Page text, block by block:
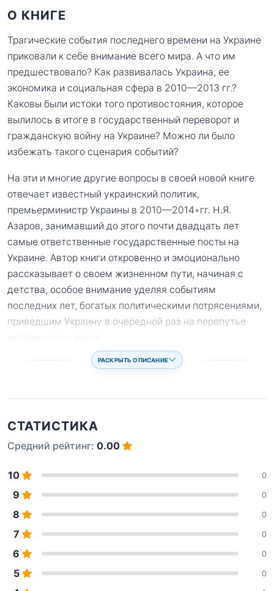
О КНИГЕ
Трагические события последнего времени на Украине
приковали к себе внимание всего мира. А что им
предшествовало? Как развивалась Украина, ее
экономика и социальная сфера в 2010—2013 гг.?
Каковы были истоки того противостояния, которое
вылилось в итоге в государственный переворот и
гражданскую войну на Украине? Можно ли было
избежать такого сценария событий?
На эти и многие другие вопросы в своей новой книге
отвечает известный украинский политик,
премьерминистр Украины в 2010—2014◦гг. Н.Я.
Азаров, занимавший до этого почти двадцать лет
самые ответственные государственные посты на
Украине. Автор книги откровенно и эмоционально
рассказывает о своем жизненном пути, начиная с
детства, особое внимание уделяя событиям
последних лет, богатых политическими потрясениями,
приведшим Украину в очередной раз на перепутье
РАСКРЫТЬ ОПИСАНИЕ
СТАТИСТИКА
Средний рейтинг: 0.00
10 0
9 0
8 0
7 0
6 0
5 0